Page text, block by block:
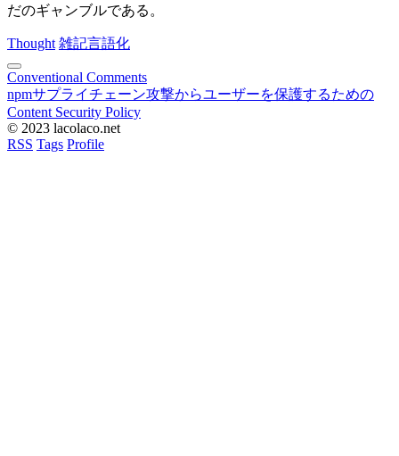
だのギャンブルである。
Thought 雑記言語化
Conventional Comments
npmサプライチェーン攻撃からユーザーを保護するための
Content Security Policy
© 2023 lacolaco.net
RSS Tags Profile